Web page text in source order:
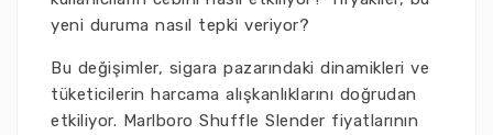
yeni duruma nasıl tepki veriyor?
Bu değişimler, sigara pazarındaki dinamikleri ve
tüketicilerin harcama alışkanlıklarını doğrudan
etkiliyor. Marlboro Shuffle Slender fiyatlarının